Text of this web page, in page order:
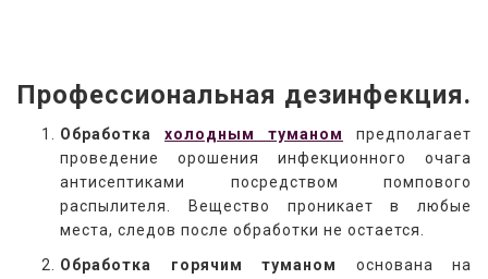
Профессиональная дезинфекция.
Обработка холодным туманом
предполагает
проведение орошения инфекционного очага
антисептиками посредством помпового
распылителя. Вещество проникает в любые
места, следов после обработки не остается.
Обработка горячим туманом
основана на